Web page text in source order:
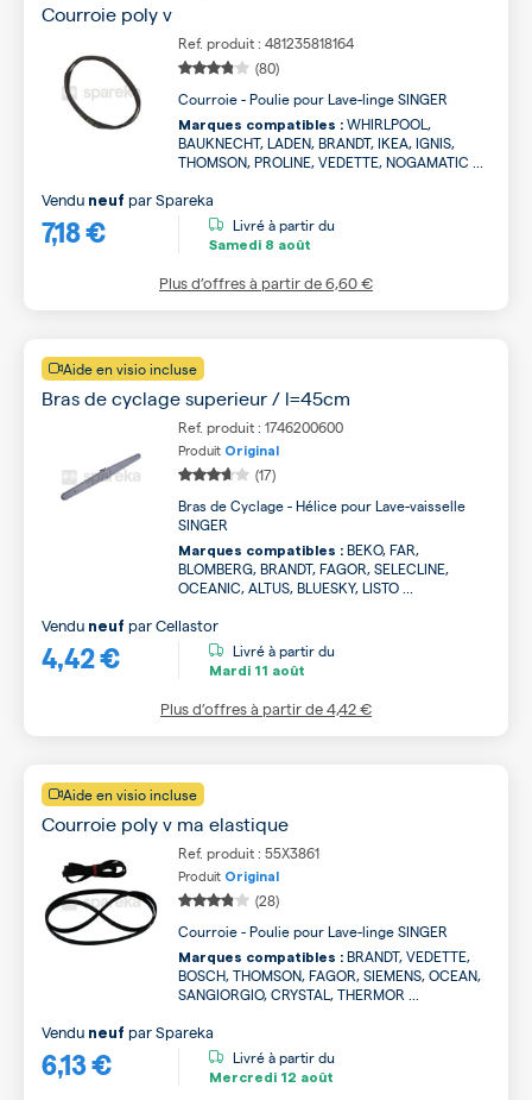
Courroie poly v
Ref. produit : 481235818164
(80)
Courroie - Poulie pour Lave-linge SINGER
Marques compatibles : WHIRLPOOL,
BAUKNECHT, LADEN, BRANDT, IKEA, IGNIS,
THOMSON, PROLINE, VEDETTE, NOGAMATIC ...
7,18 €
Vendu neuf parSpareka
Livré à partir du
Samedi 8 août
Plus d’offres à partir de6,60 €
Aide en visio incluse
Bras de cyclage superieur / l=45cm
Ref. produit : 1746200600
Produit Original
(17)
Bras de Cyclage - Hélice pour Lave-vaisselle
SINGER
Marques compatibles : BEKO, FAR,
BLOMBERG, BRANDT, FAGOR, SELECLINE,
OCEANIC, ALTUS, BLUESKY, LISTO ...
4,42 €
Vendu neuf parCellastor
Livré à partir du
Mardi 11 août
Plus d’offres à partir de4,42 €
Aide en visio incluse
Courroie poly v ma elastique
Ref. produit : 55X3861
Produit Original
(28)
Courroie - Poulie pour Lave-linge SINGER
Marques compatibles : BRANDT, VEDETTE,
BOSCH, THOMSON, FAGOR, SIEMENS, OCEAN,
SANGIORGIO, CRYSTAL, THERMOR ...
6,13 €
Vendu neuf parSpareka
Livré à partir du
Mercredi 12 août